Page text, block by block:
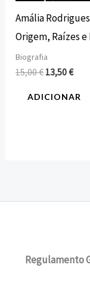
Amália
Origem, Raízes
Biografia
15,00€ 13,50€
ADICIONAR
Regulamento